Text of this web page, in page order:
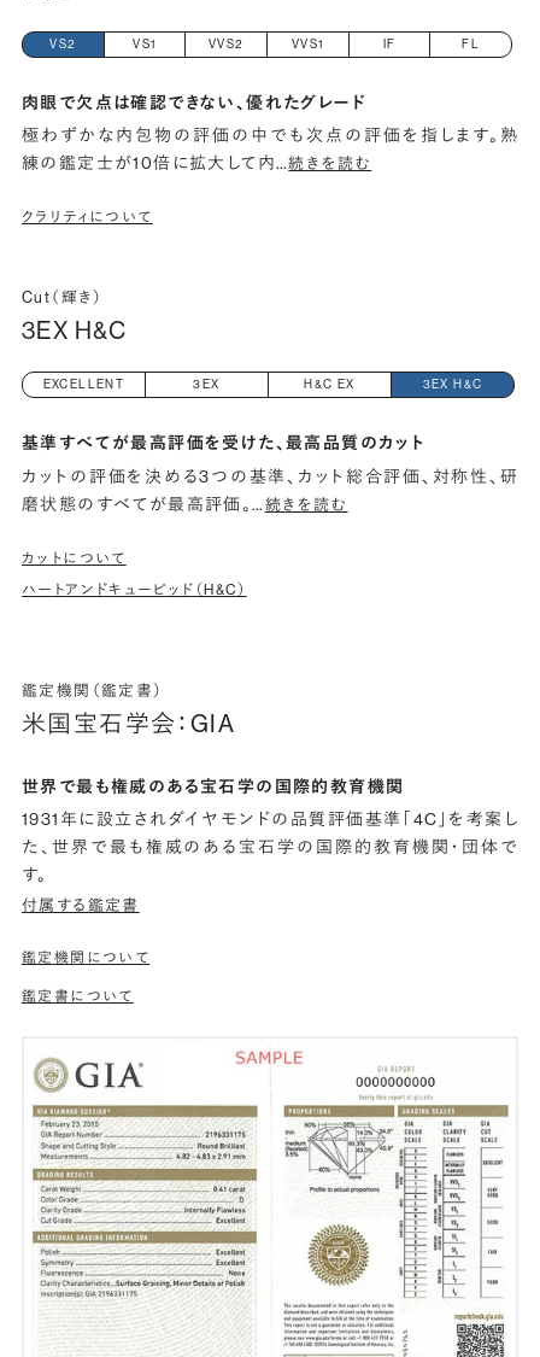
VS2 VS1 VVS2 VVS1 IF FL
肉眼で欠点は確認できない、優れたグレード
極わずかな内包物の評価の中でも次点の評価を指します。熟
練の鑑定士が10倍に拡大して内…続きを読む
クラリティについて
Cut（輝き）
3EX H&C
EXCELLENT 3EX H&C EX 3EX H&C
基準すべてが最高評価を受けた、最高品質のカット
カットの評価を決める3つの基準、カット総合評価、対称性、研
磨状態のすべてが最高評価。…続きを読む
カットについて
ハートアンドキューピッド（H&C）
鑑定機関（鑑定書）
米国宝石学会：GIA
世界で最も権威のある宝石学の国際的教育機関
1931年に設立されダイヤモンドの品質評価基準「4C」を考案し
た、世界で最も権威のある宝石学の国際的教育機関・団体で
す。
付属する鑑定書
鑑定機関について
鑑定書について